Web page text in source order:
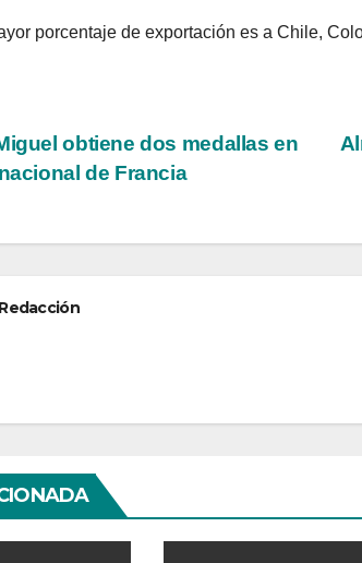
porcentaje de exportación es a Chile,
obtiene dos medallas en
de Francia
Redacción